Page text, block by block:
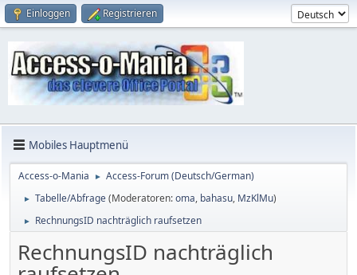
Einloggen Registrieren
Mobiles Hauptmenü
Access-o-Mania ► Access-Forum (Deutsch/German)
► Tabelle/Abfrage(Moderatoren:oma, bahasu, MzKlMu)
► RechnungsID nachträglich raufsetzen
RechnungsID nachträglich